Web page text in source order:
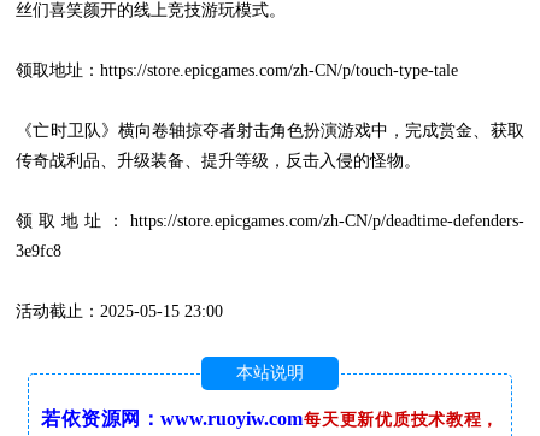
丝们喜笑颜开的线上竞技游玩模式。
领取地址：https://store.epicgames.com/zh-CN/p/touch-type-tale
《亡时卫队》横向卷轴掠夺者射击角色扮演游戏中，完成赏金、获取
传奇战利品、升级装备、提升等级，反击入侵的怪物。
领取地址：https://store.epicgames.com/zh-CN/p/deadtime-defenders-
3e9fc8
活动截止：2025-05-15 23:00
本站说明
若依资源网：www.ruoyiw.com每天更新优质技术教程，